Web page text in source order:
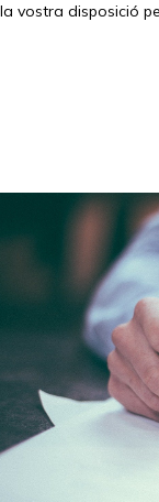
vostra disposició